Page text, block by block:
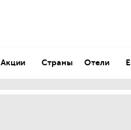
Акции Страны Отели